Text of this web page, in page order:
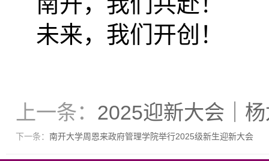
未来，我们开创！
上一条： 2025迎新大会｜
下一条： 南开大学周恩来政府管理学院举行2025级新生迎新大会